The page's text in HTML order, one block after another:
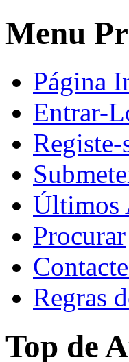
Menu
Página
Entrar-
Registe-
Últimos
Procurar
Regras
Top de